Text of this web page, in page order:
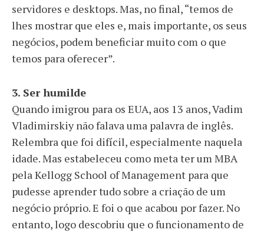
servidores e desktops. Mas, no final, “temos de
lhes mostrar que eles e, mais importante, os seus
negócios, podem beneficiar muito com o que
temos para oferecer”.
3. Ser humilde
Quando imigrou para os EUA, aos 13 anos, Vadim
Vladimirskiy não falava uma palavra de inglês.
Relembra que foi difícil, especialmente naquela
idade. Mas estabeleceu como meta ter um MBA
pela Kellogg School of Management para que
pudesse aprender tudo sobre a criação de um
negócio próprio. E foi o que acabou por fazer. No
entanto, logo descobriu que o funcionamento de